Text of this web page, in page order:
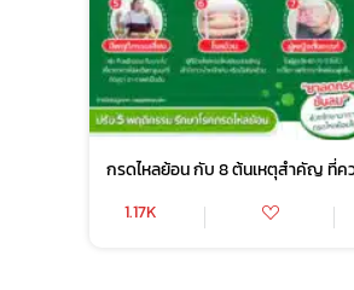
กรดไหลย้อน กับ 8 ต้นเหตุสำคัญ ที่คว
1.17K